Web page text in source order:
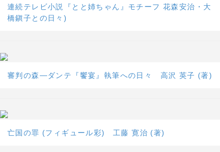
連続テレビ小説『とと姉ちゃん』モチーフ 花森安治・大
橋鎭子との日々)
審判の森―ダンテ『饗宴』執筆への日々 高沢 英子 (著)
亡国の罪 (フィギュール彩) 工藤 寛治 (著)